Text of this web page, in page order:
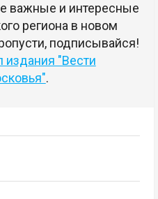
важные и интересные
региона в новом
подписывайся!
издания "Вести
.